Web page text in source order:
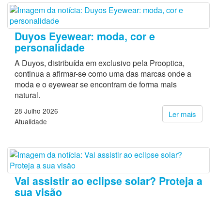
Duyos Eyewear: moda, cor e
personalidade
A Duyos, distribuída em exclusivo pela Prooptica,
continua a afirmar-se como uma das marcas onde a
moda e o eyewear se encontram de forma mais
natural.
Ler mais
28 Julho 2026
Atualidade
Vai assistir ao eclipse solar? Proteja a
sua visão